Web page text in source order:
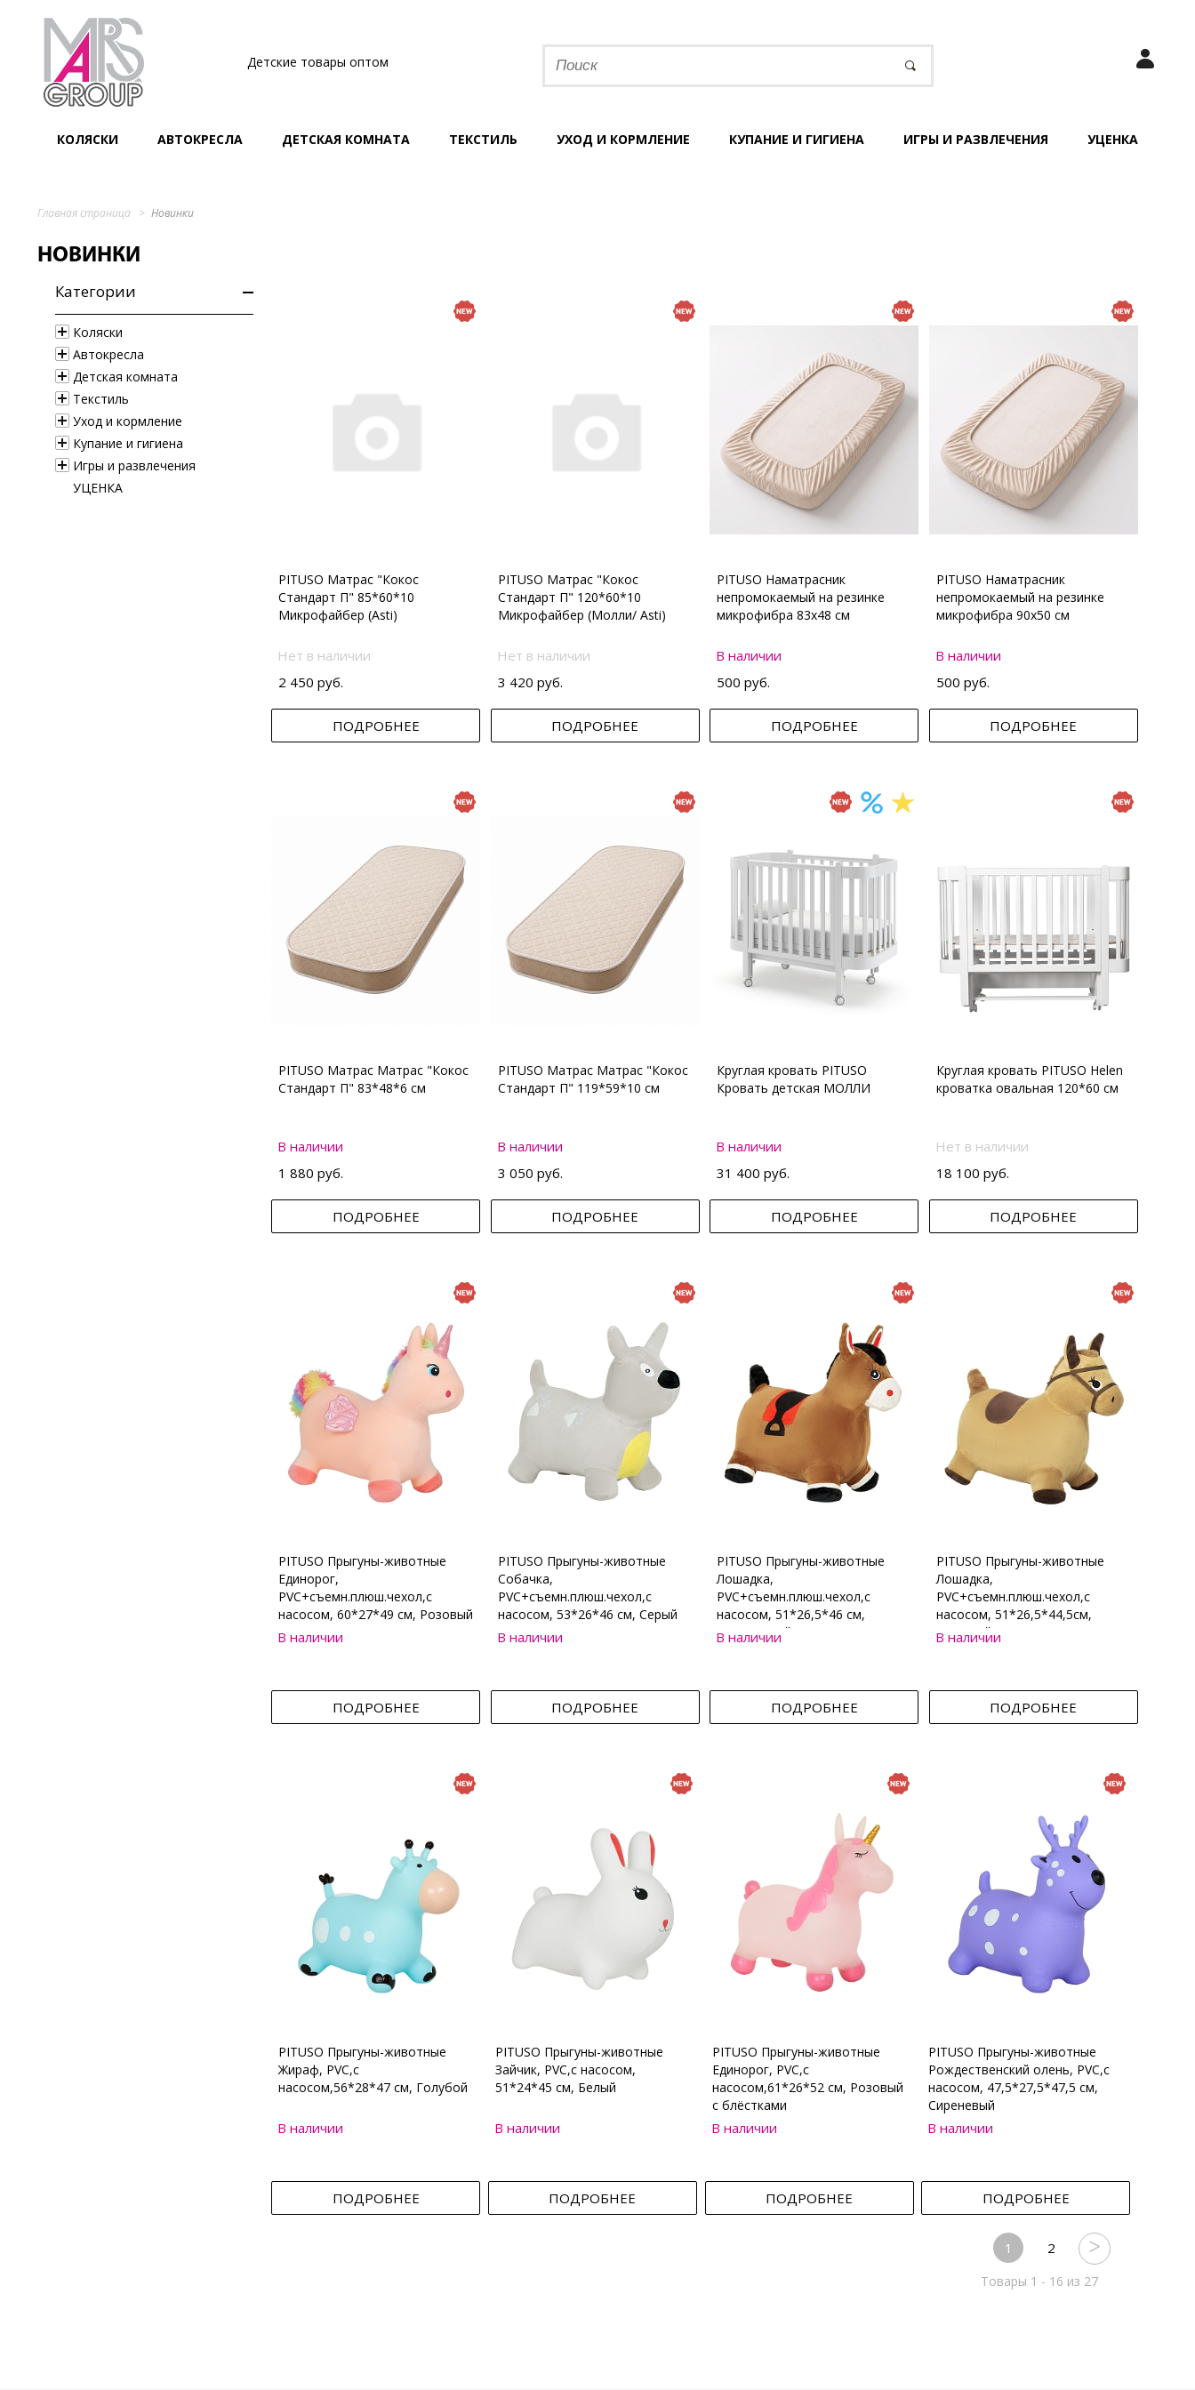
Детские товары оптом
КОЛЯСКИ АВТОКРЕСЛА ДЕТСКАЯ КОМНАТА ТЕКСТИЛЬ УХОД И КОРМЛЕНИЕ КУПАНИЕ И ГИГИЕНА ИГРЫ И РАЗВЛЕЧЕНИЯ УЦЕНКА
Главная страница Новинки
НОВИНКИ
Категории
Коляски
Автокресла
Детская комната
Текстиль
Уход и кормление
Купание и гигиена
Игры и развлечения
УЦЕНКА
PITUSO Матрас "Кокос
Стандарт П" 85*60*10
Микрофайбер (Asti)
Нет в наличии
2 450 руб.
ПОДРОБНЕЕ
PITUSO Матрас "Кокос
Стандарт П" 120*60*10
Микрофайбер (Молли/ Asti)
Нет в наличии
3 420 руб.
ПОДРОБНЕЕ
PITUSO Наматрасник
непромокаемый на резинке
микрофибра 83х48 см
В наличии
500 руб.
ПОДРОБНЕЕ
PITUSO Наматрасник
непромокаемый на резинке
микрофибра 90х50 см
В наличии
500 руб.
ПОДРОБНЕЕ
PITUSO Матрас Матрас "Кокос
Стандарт П" 83*48*6 см
В наличии
1 880 руб.
ПОДРОБНЕЕ
PITUSO Матрас Матрас "Кокос
Стандарт П" 119*59*10 см
В наличии
3 050 руб.
ПОДРОБНЕЕ
Круглая кровать PITUSO
Кровать детская МОЛЛИ
В наличии
31 400 руб.
ПОДРОБНЕЕ
Круглая кровать PITUSO Helen
кроватка овальная 120*60 см
Нет в наличии
18 100 руб.
ПОДРОБНЕЕ
PITUSO Прыгуны-животные
Единорог,
PVC+съемн.плюш.чехол,с
насосом, 60*27*49 см, Розовый
В наличии
ПОДРОБНЕЕ
PITUSO Прыгуны-животные
Собачка,
PVC+съемн.плюш.чехол,с
насосом, 53*26*46 см, Серый
В наличии
ПОДРОБНЕЕ
PITUSO Прыгуны-животные
Лошадка,
PVC+съемн.плюш.чехол,с
насосом, 51*26,5*46 см,
Коричневый
В наличии
ПОДРОБНЕЕ
PITUSO Прыгуны-животные
Лошадка,
PVC+съемн.плюш.чехол,с
насосом, 51*26,5*44,5см,
Бежевый
В наличии
ПОДРОБНЕЕ
PITUSO Прыгуны-животные
Жираф, PVC,с
насосом,56*28*47 см, Голубой
В наличии
ПОДРОБНЕЕ
PITUSO Прыгуны-животные
Зайчик, PVC,с насосом,
51*24*45 см, Белый
В наличии
ПОДРОБНЕЕ
PITUSO Прыгуны-животные
Единорог, PVC,с
насосом,61*26*52 см, Розовый
с блёстками
В наличии
ПОДРОБНЕЕ
PITUSO Прыгуны-животные
Рождественский олень, PVC,с
насосом, 47,5*27,5*47,5 см,
Сиреневый
В наличии
ПОДРОБНЕЕ
1 2
Товары 1 - 16 из 27